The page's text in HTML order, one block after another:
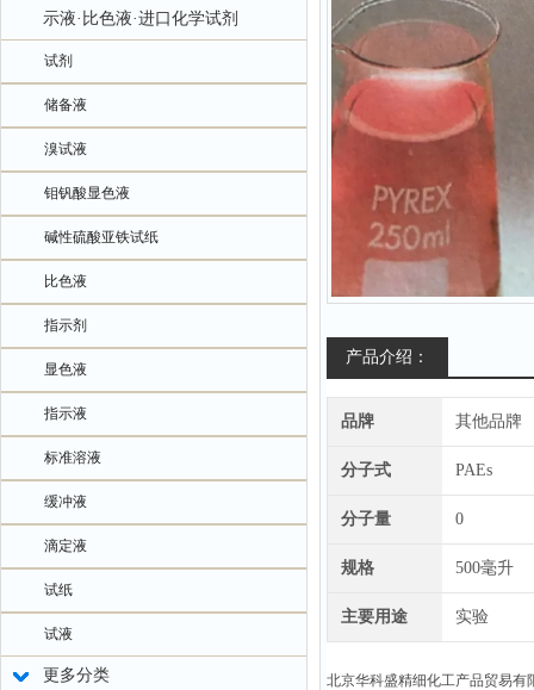
示液·比色液·进口化学试剂
试剂
储备液
溴试液
钼钒酸显色液
碱性硫酸亚铁试纸
比色液
指示剂
显色液
指示液
标准溶液
缓冲液
滴定液
试纸
试液
更多分类
产品介绍：
品牌 其他品牌
分子式 PAEs
分子量 0
规格 500毫升
主要用途 实验
北京华科盛精细化工产品贸易有